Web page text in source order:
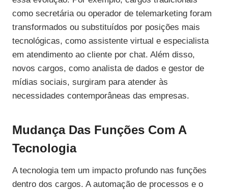
como secretária ou operador de telemarketing foram
transformados ou substituídos por posições mais
tecnológicas, como assistente virtual e especialista
em atendimento ao cliente por chat. Além disso,
novos cargos, como analista de dados e gestor de
mídias sociais, surgiram para atender às
necessidades contemporâneas das empresas.
Mudança Das Funções Com A
Tecnologia
A tecnologia tem um impacto profundo nas funções
dentro dos cargos. A automação de processos e o